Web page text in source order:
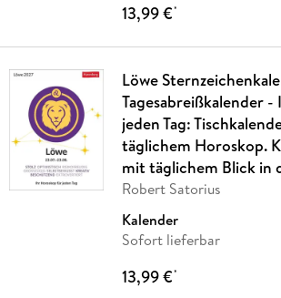
13,99 €*
Löwe
Tagesabreißkalender
jeden Tag:
täglichem Horoskop.
mit täglichem Blick in
Robert Satorius
Kalender
Sofort lieferbar
13,99 €*